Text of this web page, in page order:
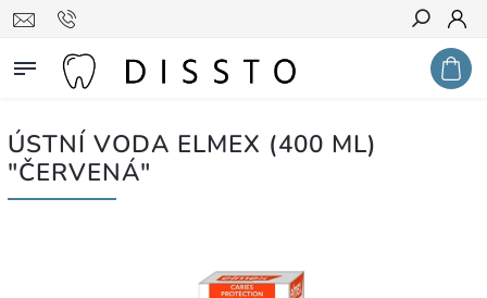
Hledat
ÚSTNÍ VODA ELMEX (400 ML)
"ČERVENÁ"